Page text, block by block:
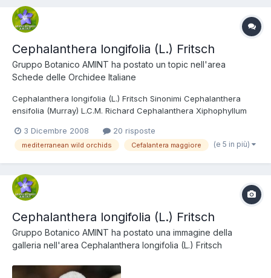
Cephalanthera longifolia (L.) Fritsch
Gruppo Botanico AMINT ha postato un topic nell'area
Schede delle Orchidee Italiane
Cephalanthera longifolia (L.) Fritsch Sinonimi Cephalanthera
ensifolia (Murray) L.C.M. Richard Cephalanthera Xiphophyllum
angustifolia Simonk. Tassonomia Regno: Plantae Divisione:
Magnoliophyta Classe: Liliopsida Ordine: Orchidales Fam...
3 Dicembre 2008 20 risposte
mediterranean wild orchids Cefalantera maggiore (e 5 in più)
Cephalanthera longifolia (L.) Fritsch
Gruppo Botanico AMINT ha postato una immagine della
galleria nell'area Cephalanthera longifolia (L.) Fritsch